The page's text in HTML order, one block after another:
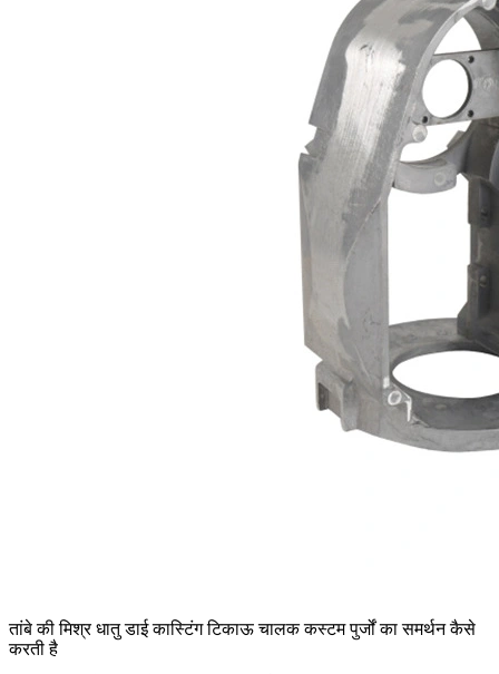
तांबे की मिश्र धातु डाई कास्टिंग टिकाऊ चालक कस्टम पुर्जों का समर्थन कैसे
करती है